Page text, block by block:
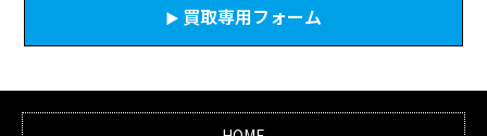
買取専用フォーム